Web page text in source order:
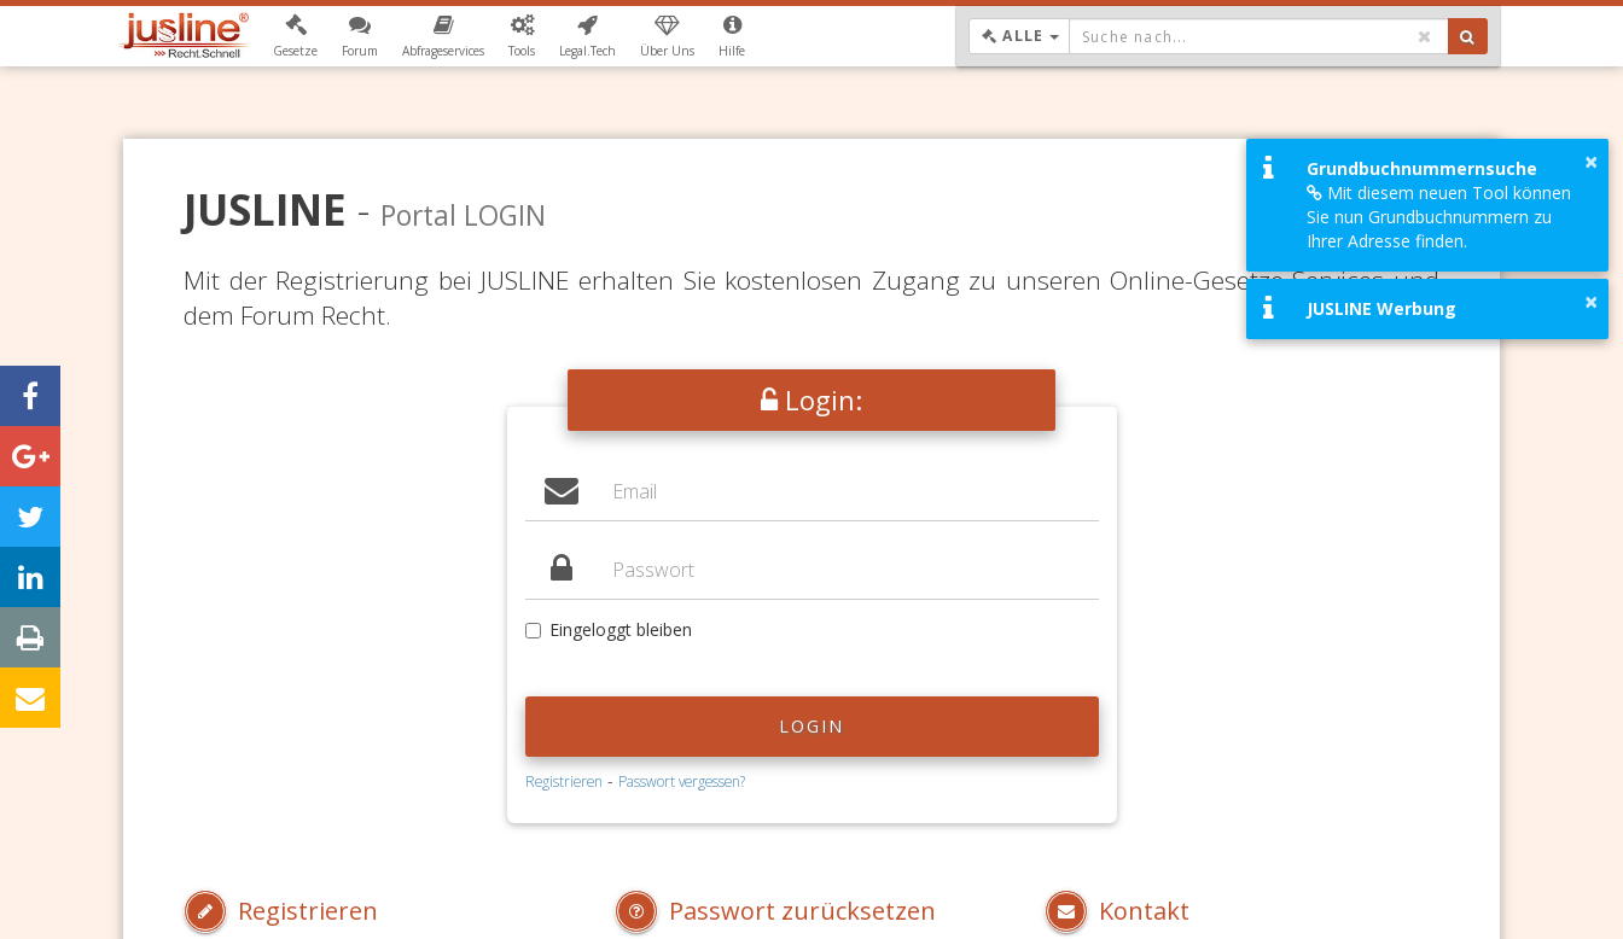
Gesetze Forum Abfrageservices Tools Legal.Tech Über Uns Hilfe
ALLE DROPDOWN: GEWÄHLTER WERT IST ALLE
JUSLINE - Portal LOGIN
Mit der Registrierung bei JUSLINE erhalten Sie kostenlosen Zugang zu unseren Online-Gesetze-Services und
dem Forum Recht.
Login:
Eingeloggt bleiben
LOGIN
Registrieren - Passwort vergessen?
Registrieren Passwort zurücksetzen Kontakt
×
Grundbuchnummernsuche
Mit diesem neuen Tool können
Sie nun Grundbuchnummern zu
Ihrer Adresse finden.
×
JUSLINE Werbung